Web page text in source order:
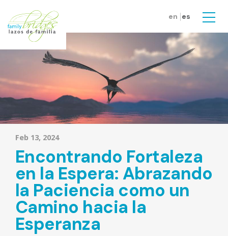
en es
Feb 13, 2024
Encontrando Fortaleza
en la Espera: Abrazando
la Paciencia como un
Camino hacia la
Esperanza